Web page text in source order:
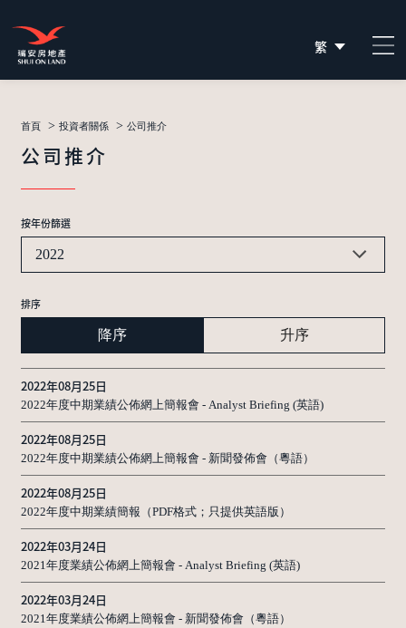
繁
简
首頁 > 投資者關係 > 公司推介
公司推介
按年份篩選
2022
排序
降序 升序
2022年08月25日
2022年度中期業績公佈網上簡報會 - Analyst Briefing (英語)
2022年08月25日
2022年度中期業績公佈網上簡報會 - 新聞發佈會（粵語）
2022年08月25日
2022年度中期業績簡報（PDF格式；只提供英語版）
2022年03月24日
2021年度業績公佈網上簡報會 - Analyst Briefing (英語)
2022年03月24日
2021年度業績公佈網上簡報會 - 新聞發佈會（粵語）